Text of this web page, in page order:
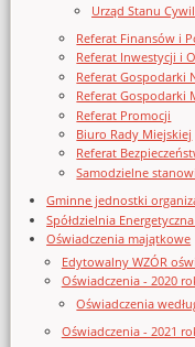
Urząd Stanu
Referat Finansów i
Referat Inwestycji i
Referat Gospodarki
Referat Gospodarki
Referat Promocji
Biuro Rady Miejskiej
Referat
Samodzielne
Gminne jednostki
Spółdzielnia
Oświadczenia majątkowe
Edytowalny WZÓR
Oświadczenia - 2020
Oświadczenia
Oświadczenia - 2021